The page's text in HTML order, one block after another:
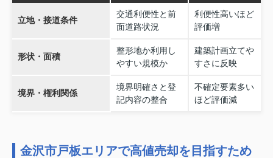
立地・接道条件
交通利便性と前
面道路状況
利便性高いほど
評価増
形状・面積
整形地か利用し
やすい規模か
建築計画立てや
すさに反映
境界・権利関係
境界明確さと登
記内容の整合
不確定要素多い
ほど評価減
金沢市戸板エリアで高値売却を目指すため